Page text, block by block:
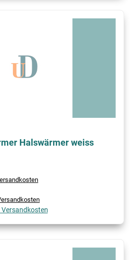
Halswärmer weiss
Versandkosten